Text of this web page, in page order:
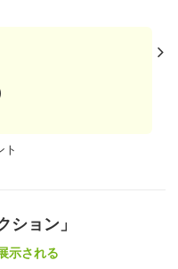
ト
ョン」
示される